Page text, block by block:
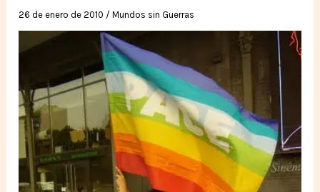
26 de enero de 2010 /Mundos sin Guerras